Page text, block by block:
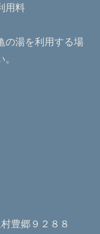
用料
の湯を利用する場
豊郷９２８８